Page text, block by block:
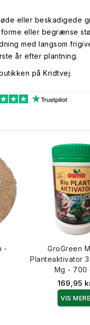
eller beskadigede
eller begrænse
med langsom
år efter plantning.
på Kridtvej.
-
GroGreen
Planteaktivator
Mg - 700
169,95
VIS MERE